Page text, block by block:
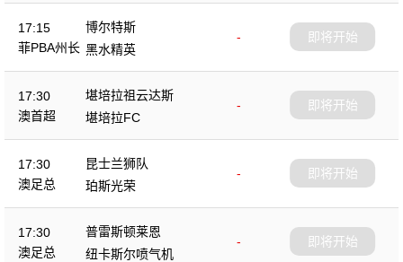
17:15
菲PBA州长
博尔特斯
-
黑水精英
即将开始
17:30
澳首超
堪培拉祖云达斯
-
堪培拉FC
即将开始
17:30
澳足总
昆士兰狮队
-
珀斯光荣
即将开始
17:30
澳足总
普雷斯顿莱恩
-
纽卡斯尔喷气机
即将开始